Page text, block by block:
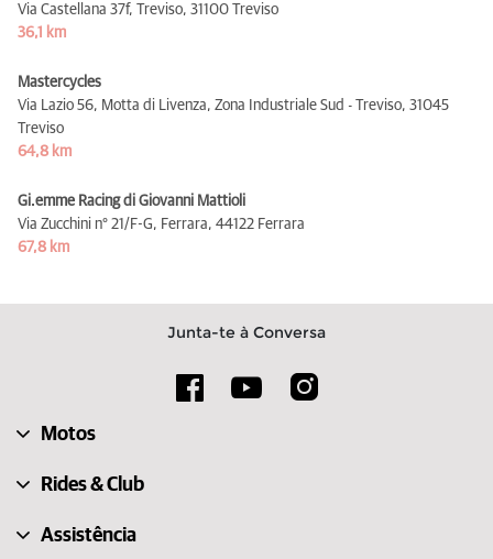
Via Castellana 37f, Treviso, 31100 Treviso
36,1 km
Mastercycles
Via Lazio 56, Motta di Livenza, Zona Industriale Sud - Treviso, 31045
Treviso
64,8 km
Gi.emme Racing di Giovanni Mattioli
Via Zucchini n° 21/F-G, Ferrara, 44122 Ferrara
67,8 km
Junta-te à Conversa
Motos
Rides & Club
Assistência